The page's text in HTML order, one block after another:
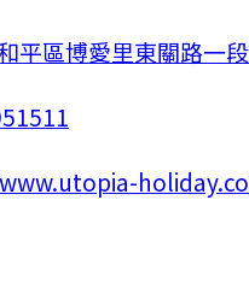
平區博愛里東關路一